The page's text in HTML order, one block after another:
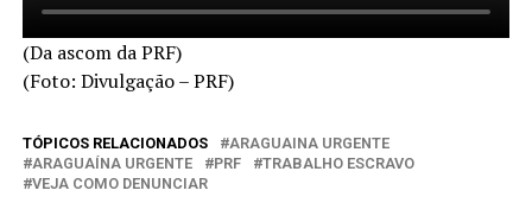
(Da ascom da PRF)
(Foto: Divulgação – PRF)
TÓPICOS RELACIONADOS
ARAGUAINA URGENTE
ARAGUAÍNA URGENTE
PRF
TRABALHO ESCRAVO
VEJA COMO DENUNCIAR